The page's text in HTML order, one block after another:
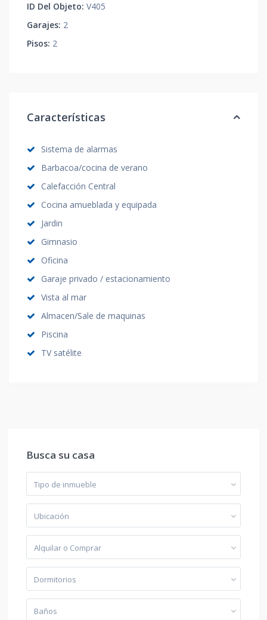
ID Del Objeto: V405
Garajes: 2
Pisos: 2
Características
Sistema de alarmas
Barbacoa/cocina de verano
Calefacción Central
Cocina amueblada y equipada
Jardin
Gimnasio
Oficina
Garaje privado / estacionamiento
Vista al mar
Almacen/Sale de maquinas
Piscina
TV satélite
Busca su casa
Tipo de inmueble
Ubicación
Alquilar o Comprar
Dormitorios
Baños